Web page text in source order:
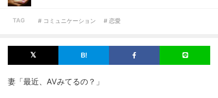
TAG # コミュニケーション # 恋愛
妻「最近、AVみてるの？」